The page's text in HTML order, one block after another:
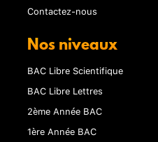
Contactez-nous
Nos niveaux
BAC Libre Scientifique
BAC Libre Lettres
2ème Année BAC
1ère Année BAC